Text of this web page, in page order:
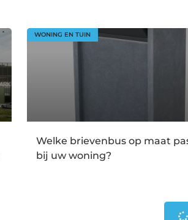
WONING EN TUIN
Welke brievenbus op maat
bij uw woning?